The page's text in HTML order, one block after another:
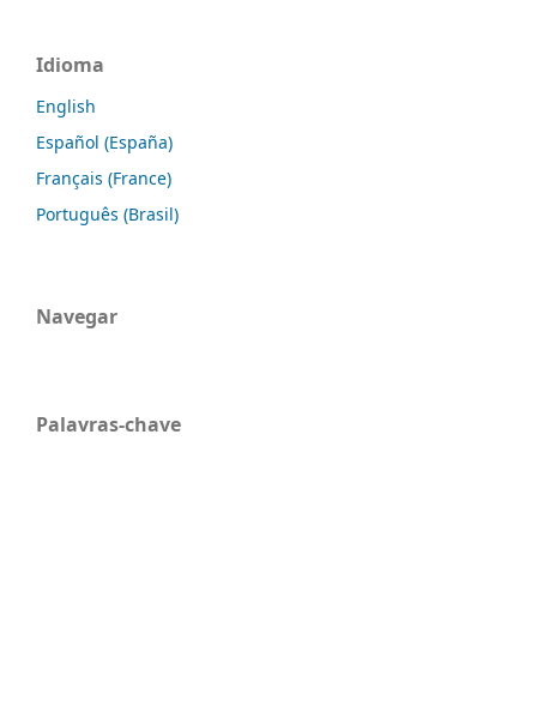
Idioma
English
Español (España)
Français (France)
Português (Brasil)
Navegar
Palavras-chave